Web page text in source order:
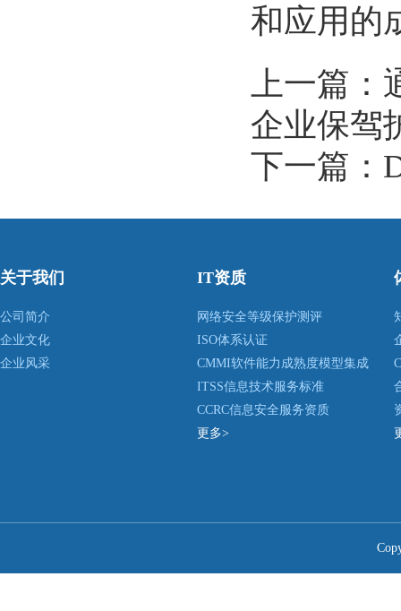
和应用的
上一篇：
企业保驾
下一篇：
关于我们
公司简介
企业文化
企业风采
IT资质
网络安全等级保护测评
ISO体系认证
CMMI软件能力成熟度模型集成
ITSS信息技术服务标准
CCRC信息安全服务资质
更多>